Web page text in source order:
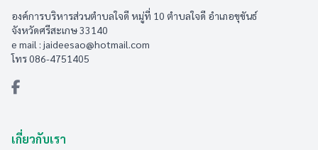
องค์การบริหารส่วนตำบลใจดี หมู่ที่ 10 ตำบลใจดี อำเภอขุขันธ์
จังหวัดศรีสะเกษ 33140
e mail : jaideesao@hotmail.com
โทร 086-4751405
เกี่ยวกับเรา